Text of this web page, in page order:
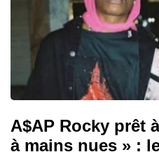
A$AP Rocky prêt
à mains nues » :